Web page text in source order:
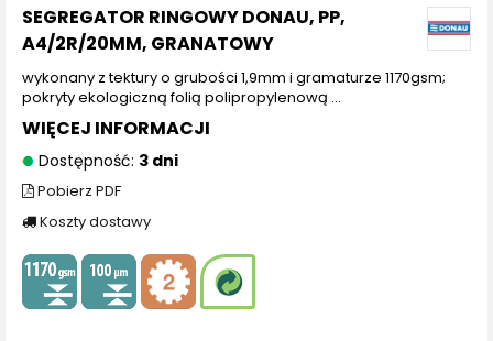
SEGREGATOR RINGOWY DONAU, PP,
A4/2R/20MM, GRANATOWY
wykonany z tektury o grubości 1,9mm i gramaturze 1170gsm;
pokryty ekologiczną folią polipropylenową ...
WIĘCEJ INFORMACJI
Dostępność: 3 dni
Pobierz PDF
Koszty dostawy